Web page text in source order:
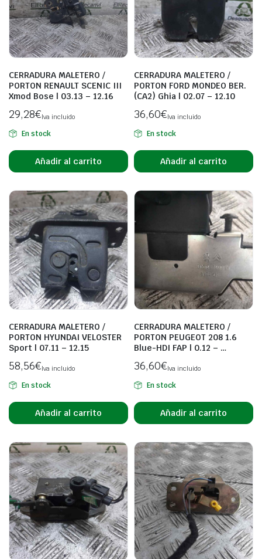
CERRADURA MALETERO /
PORTON RENAULT SCENIC III
Xmod Bose | 03.13 – 12.16
29,28€Iva incluido
En stock
Añadir al carrito
CERRADURA MALETERO /
PORTON FORD MONDEO BER.
(CA2) Ghia | 02.07 – 12.10
36,60€Iva incluido
En stock
Añadir al carrito
CERRADURA MALETERO /
PORTON HYUNDAI VELOSTER
Sport | 07.11 – 12.15
58,56€Iva incluido
En stock
Añadir al carrito
CERRADURA MALETERO /
PORTON PEUGEOT 208 1.6
Blue-HDI FAP | 0.12 – …
36,60€Iva incluido
En stock
Añadir al carrito